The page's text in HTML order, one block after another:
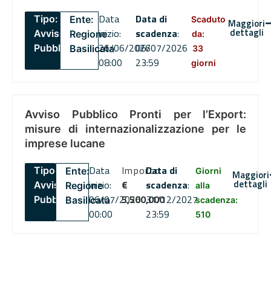
Tipo:
Avviso
Pubblico
Ente:
Regione
Basilicata
Data
inizio:
26/06/2026
08:00
Data di
scadenza:
06/07/2026
23:59
Scaduto
da:
33
giorni
Maggiori
dettagli
Avviso Pubblico Pronti per l’Export:
misure di internazionalizzazione per le
imprese lucane
Tipo:
Avviso
Pubblico
Ente:
Regione
Basilicata
Data
inizio:
06/07/2026
00:00
Importo
€
5,500,000
Data di
scadenza:
31/12/2027
23:59
Giorni
alla
scadenza:
510
Maggiori
dettagli